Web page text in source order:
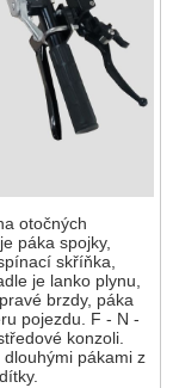
otočných
páka spojky,
skříňka,
je lanko plynu,
brzdy, páka
pojezdu. F - N -
konzoli.
pákami z